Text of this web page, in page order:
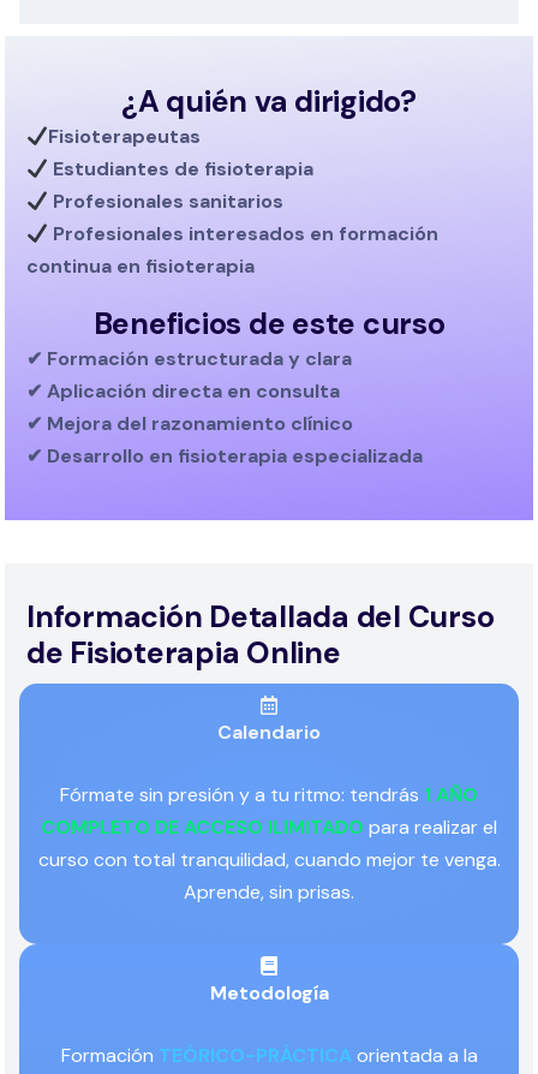
¿A quién va dirigido?
Fisioterapeutas
Estudiantes de fisioterapia
Profesionales sanitarios
Profesionales interesados en formación
continua en fisioterapia
Beneficios de este curso
✔ Formación estructurada y clara
✔ Aplicación directa en consulta
✔ Mejora del razonamiento clínico
✔ Desarrollo en fisioterapia especializada
Información Detallada del Curso
de Fisioterapia Online
Calendario
Fórmate sin presión y a tu ritmo: tendrás 1 AÑO
COMPLETO DE ACCESO ILIMITADO para realizar el
curso con total tranquilidad, cuando mejor te venga.
Aprende, sin prisas.
Metodología
Formación TEÓRICO-PRÁCTICAorientada a la